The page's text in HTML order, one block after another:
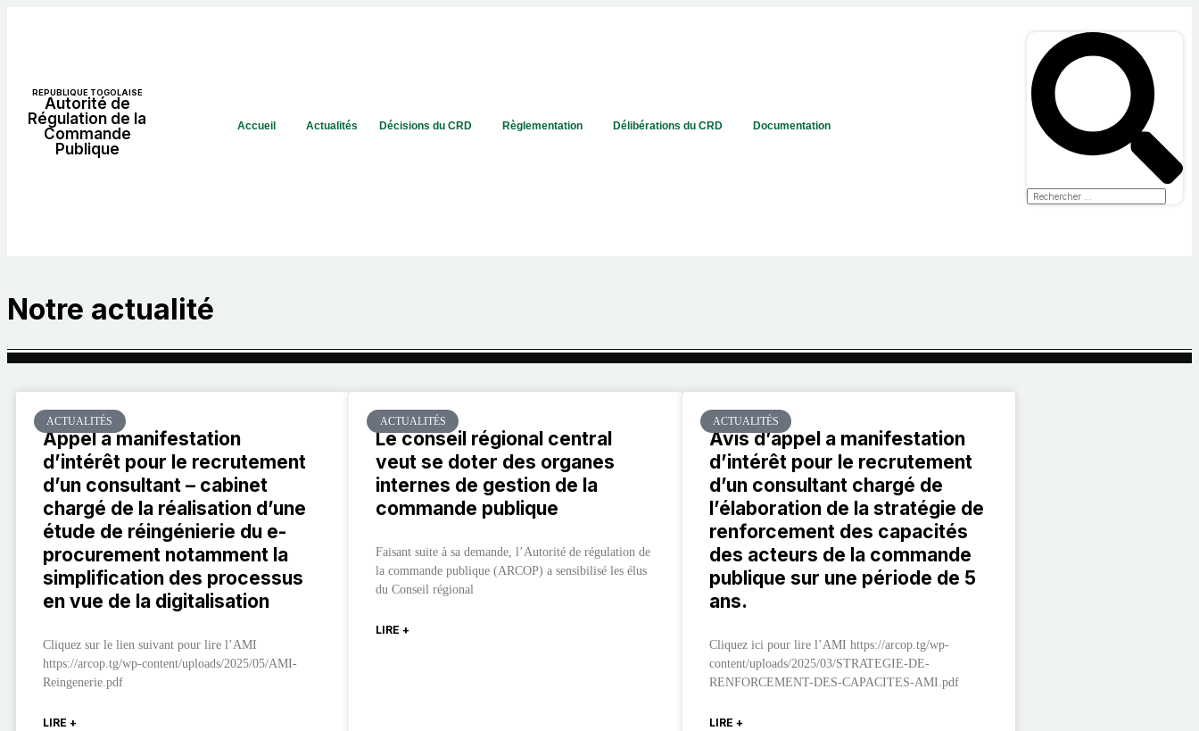
Autorité de
Régulation de la
Commande
Publique
REPUBLIQUE TOGOLAISE
Accueil Actualités Décisions du CRD Règlementation Délibérations du CRD Documentation
Notre actualité
ACTUALITÉS
Appel à manifestation
d’intérêt pour le recrutement
d’un consultant – cabinet
chargé de la réalisation d’une
étude de réingénierie du e-
procurement notamment la
simplification des processus
en vue de la digitalisation
Cliquez sur le lien suivant pour lire l’AMI
https://arcop.tg/wp-content/uploads/2025/05/AMI-
Reingenerie.pdf
LIRE +
ACTUALITÉS
Le conseil régional central
veut se doter des organes
internes de gestion de la
commande publique
Faisant suite à sa demande, l’Autorité de régulation de
la commande publique (ARCOP) a sensibilisé les élus
du Conseil régional
LIRE +
ACTUALITÉS
Avis d’appel a manifestation
d’intérêt pour le recrutement
d’un consultant chargé de
l’élaboration de la stratégie de
renforcement des capacités
des acteurs de la commande
publique sur une période de 5
ans.
Cliquez ici pour lire l’AMI https://arcop.tg/wp-
content/uploads/2025/03/STRATEGIE-DE-
RENFORCEMENT-DES-CAPACITES-AMI.pdf
LIRE +